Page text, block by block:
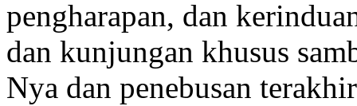
pengharapan, dan
dan kunjungan khusus
Nya dan penebusan